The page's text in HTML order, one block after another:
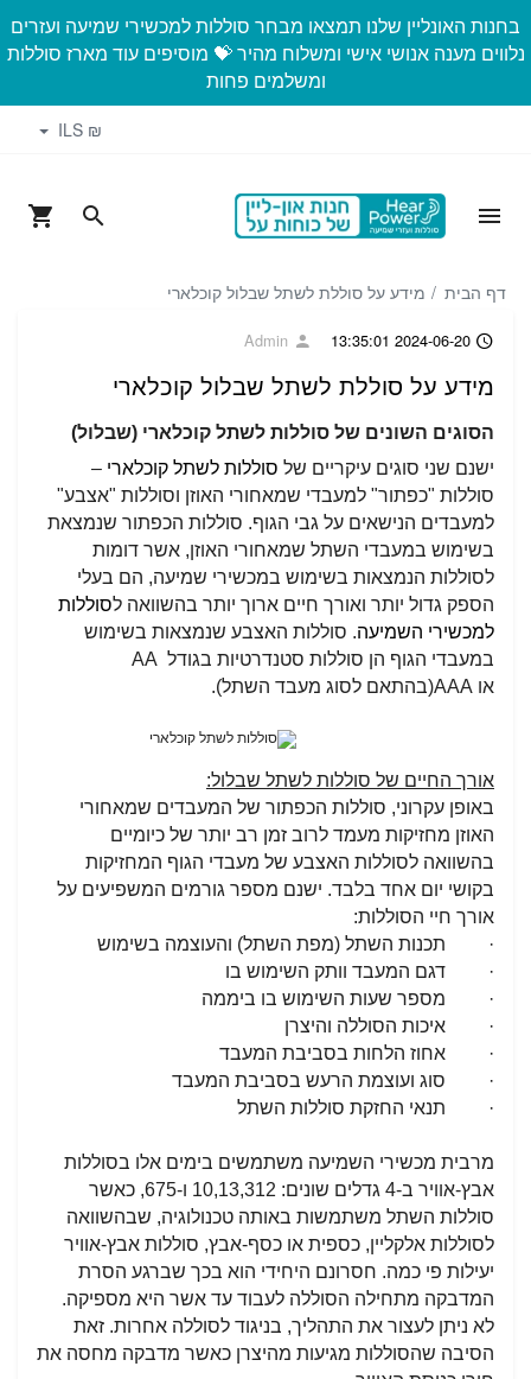
בחנות האונליין שלנו תמצאו מבחר סוללות למכשירי שמיעה ועזרים
נלווים מענה אנושי אישי ומשלוח מהיר 💝 מוסיפים עוד מארז סוללות
ומשלמים פחות
₪ ILS
דף הבית מידע על סוללת לשתל שבלול קוכלארי
2024-06-20 13:35:01
Admin
מידע על סוללת לשתל שבלול קוכלארי
הסוגים השונים של סוללות לשתל קוכלארי (שבלול)
ישנם שני סוגים עיקריים של סוללות לשתל קוכלארי –
סוללות "כפתור" למעבדי שמאחורי האוזן וסוללות "אצבע"
למעבדים הנישאים על גבי הגוף. סוללות הכפתור שנמצאת
בשימוש במעבדי השתל שמאחורי האוזן, אשר דומות
לסוללות הנמצאות בשימוש במכשירי שמיעה, הם בעלי
הספק גדול יותר ואורך חיים ארוך יותר בהשוואה לסוללות
למכשירי השמיעה. סוללות האצבע שנמצאות בשימוש
במעבדי הגוף הן סוללות סטנדרטיות בגודל AA
או AAA(בהתאם לסוג מעבד השתל).
אורך החיים של סוללות לשתל שבלול:
באופן עקרוני, סוללות הכפתור של המעבדים שמאחורי
האוזן מחזיקות מעמד לרוב זמן רב יותר של כיומיים
בהשוואה לסוללות האצבע של מעבדי הגוף המחזיקות
בקושי יום אחד בלבד. ישנם מספר גורמים המשפיעים על
אורך חיי הסוללות:
· תכנות השתל (מפת השתל) והעוצמה בשימוש
· דגם המעבד וותק השימוש בו
· מספר שעות השימוש בו ביממה
· איכות הסוללה והיצרן
· אחוז הלחות בסביבת המעבד
· סוג ועוצמת הרעש בסביבת המעבד
· תנאי החזקת סוללות השתל
מרבית מכשירי השמיעה משתמשים בימים אלו בסוללות
אבץ-אוויר ב-4 גדלים שונים: 10,13,312 ו-675, כאשר
סוללות השתל משתמשות באותה טכנולוגיה, שבהשוואה
לסוללות אלקליין, כספית או כסף-אבץ, סוללות אבץ-אוויר
יעילות פי כמה. חסרונם היחידי הוא בכך שברגע הסרת
המדבקה מתחילה הסוללה לעבוד עד אשר היא מספיקה.
לא ניתן לעצור את התהליך, בניגוד לסוללה אחרות. זאת
הסיבה שהסוללות מגיעות מהיצרן כאשר מדבקה מחסה את